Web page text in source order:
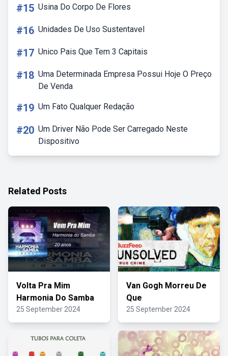
#15 Usina Do Corpo De Flores
#16 Unidades De Uso Sustentavel
#17 Unico Pais Que Tem 3 Capitais
#18 Uma Determinada Empresa Possui Hoje O Preço
De Venda
#19 Um Fato Qualquer Redação
#20 Um Driver Não Pode Ser Carregado Neste
Dispositivo
Related Posts
Volta Pra Mim
Harmonia Do Samba
25 September 2024
Van Gogh Morreu De
Que
25 September 2024